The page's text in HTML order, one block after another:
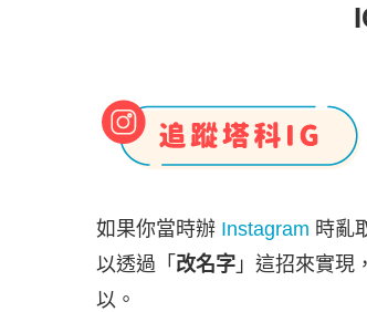
如果你當時辦 Instagram 時亂
以透過「 改名字 」這招來實現
以。